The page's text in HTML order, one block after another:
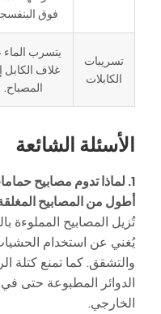
فوق
تسريبات
الكابلات
يتسرب الماء
غلاف الكابل
المصباح.
الأسئلة الشائعة
1. لماذا تدوم مصابيح
أطول من المصابيح
تُزيل المصابيح المملوءة
يُغني عن استخدام
والتشقق. كما تمنع كتلة
الدوائر المطبوعة حتى
الخارجي.